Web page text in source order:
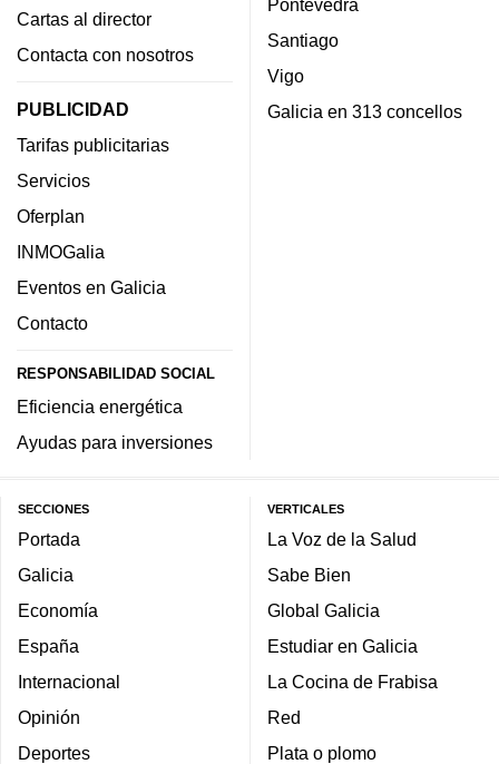
Cartas al director
Contacta con nosotros
PUBLICIDAD
Tarifas publicitarias
Servicios
Oferplan
INMOGalia
Eventos en Galicia
Contacto
RESPONSABILIDAD SOCIAL
Eficiencia energética
Ayudas para inversiones
Pontevedra
Santiago
Vigo
Galicia en 313 concellos
SECCIONES
Portada
Galicia
Economía
España
Internacional
Opinión
Deportes
VERTICALES
La Voz de la Salud
Sabe Bien
Global Galicia
Estudiar en Galicia
La Cocina de Frabisa
Red
Plata o plomo